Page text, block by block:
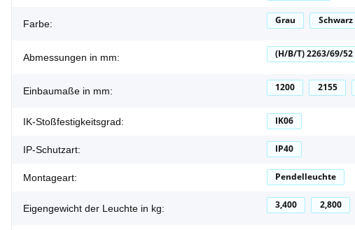
Farbe: Grau Schwarz
Abmessungen in mm: (H/B/T) 2263/69/52
Einbaumaße in mm: 1200 2155
IK-Stoßfestigkeitsgrad: IK06
IP-Schutzart: IP40
Montageart: Pendelleuchte
Eigengewicht der Leuchte in kg: 3,400 2,800